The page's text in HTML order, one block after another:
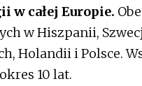
w całej Europie.
w Hiszpanii,
Holandii i Polsce.
10 lat.